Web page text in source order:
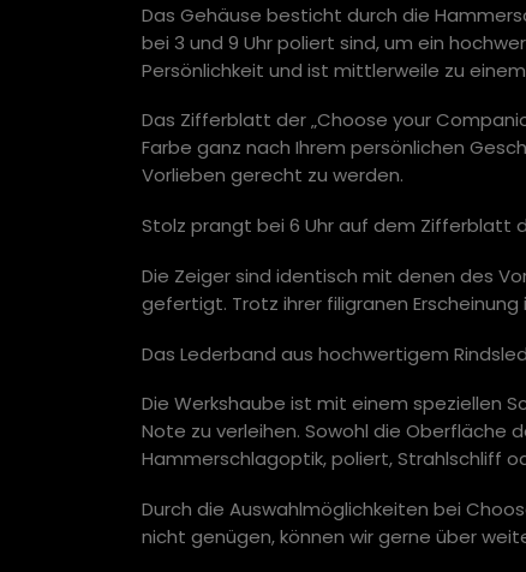
Das Gehäuse besticht durch die
bei 3 und 9 Uhr poliert sind, um ein
Persönlichkeit und ist mittlerweile zu
Das Zifferblatt der „Choose your
Farbe ganz nach Ihrem persönlichen
Vorlieben gerecht zu werden.
Stolz prangt bei 6 Uhr auf dem Zifferblatt
Die Zeiger sind identisch mit denen des
gefertigt. Trotz ihrer filigranen
Das Lederband aus hochwertigem
Die Werkshaube ist mit einem speziellen
Note zu verleihen. Sowohl die Oberfläche
Hammerschlagoptik, poliert, Strahlschliff
Durch die Auswahlmöglichkeiten bei
nicht genügen, können wir gerne über